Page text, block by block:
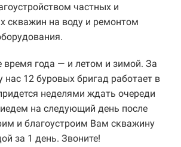
частных и
скважин на воду и ремонтом
года — и летом и зимой. За
нас 12 буровых бригад работает в
неделями ждать очереди
на следующий день после
и благоустроим Вам скважину
за 1 день. Звоните!